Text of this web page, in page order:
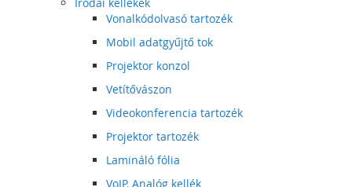
Vonalkódolvasó tartozék
Mobil adatgyűjtő tok
Projektor konzol
Vetítővászon
Videokonferencia tartozék
Projektor tartozék
Lamináló fólia
VoIP, Analóg kellék